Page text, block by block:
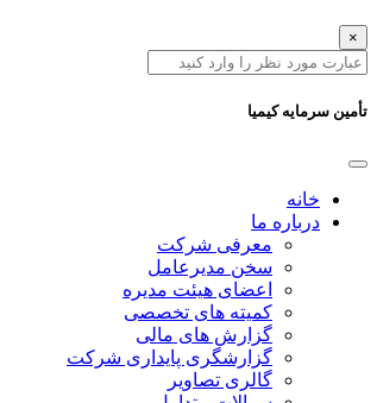
×
تأمین سرمایه کیمیا
خانه
درباره ما
معرفی شرکت
سخن مدیرعامل
اعضای هیئت مدیره
کمیته های تخصصی
گزارش های مالی
گزارشگری پایداری شرکت
گالری تصاویر